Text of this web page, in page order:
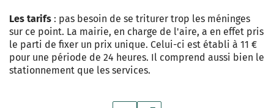
Les tarifs : pas besoin de se triturer trop les méninges
sur ce point. La mairie, en charge de l'aire, a en effet pris
le parti de fixer un prix unique. Celui-ci est établi à 11 €
pour une période de 24 heures. Il comprend aussi bien le
stationnement que les services.